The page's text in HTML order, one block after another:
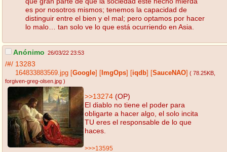
es por nosotros mismos; tenemos la capacidad de
distinguir entre el bien y el mal; pero optamos por hacer
lo malo… tan solo ve lo que está ocurriendo en Asia.
Anónimo 26/03/22 23:53
/#/ 13283
164833883569.jpg [Google] [ ImgOps] [iqdb] [SauceNAO] ( 78.25KB
forgiven-greg-olsen.jpg )
>>13274 (OP)
El diablo no tiene el poder para
obligarte a hacer algo, el solo incita
TU eres el responsable de lo que
haces.
>>>13595